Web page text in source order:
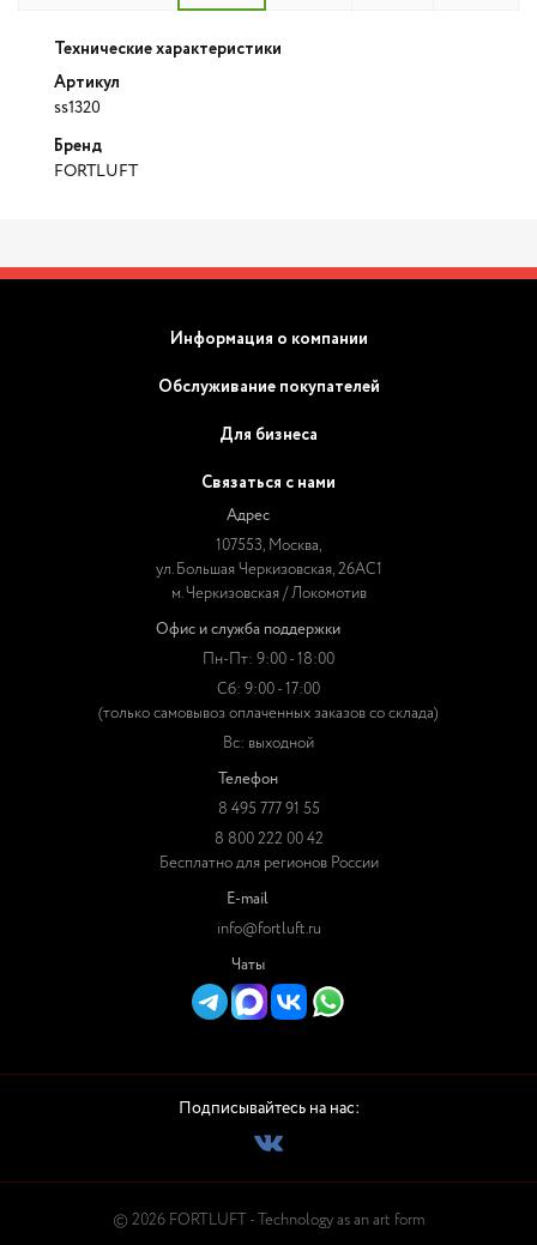
Технические характеристики
Артикул
ss1320
Бренд
FORTLUFT
Информация о компании
Обслуживание покупателей
Для бизнеса
Связаться с нами
Адрес
107553, Москва,
ул. Большая Черкизовская, 26АС1
м. Черкизовская / Локомотив
Офис и служба поддержки
Пн-Пт: 9:00 - 18:00
Сб: 9:00 - 17:00
(только самовывоз оплаченных заказов со склада)
Вс: выходной
Телефон
8 495 777 91 55
8 800 222 00 42
Бесплатно для регионов России
E-mail
info@fortluft.ru
Чаты
Подписывайтесь на нас:
© 2026 FORTLUFT - Technology as an art form